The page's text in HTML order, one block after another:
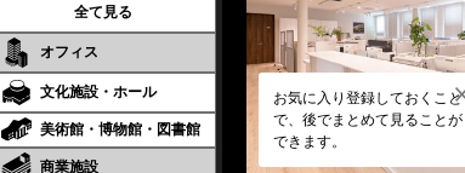
全て見る
オフィス
文化施設・ホール
美術館・博物館・図書館
商業施設
お気に入り登録しておくこと
で、後でまとめて見ることが
できます。